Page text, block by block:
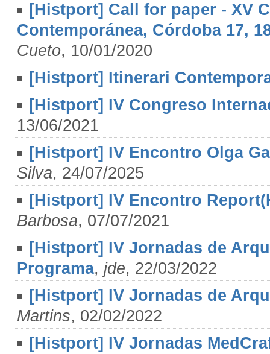
[Histport] Call for paper - XV
Contemporánea, Córdoba 17,
Cueto, 10/01/2020
[Histport] Itinerari
[Histport] IV Congreso
13/06/2021
[Histport] IV Encontro Olga
Silva, 24/07/2025
[Histport] IV Encontro
Barbosa, 07/07/2021
[Histport] IV Jornadas de
Programa, jde, 22/03/2022
[Histport] IV Jornadas de
Martins, 02/02/2022
[Histport] IV Jornadas